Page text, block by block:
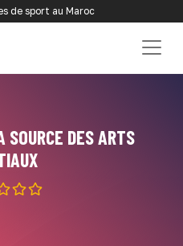
de sport au Maroc
SOURCE DES ARTS